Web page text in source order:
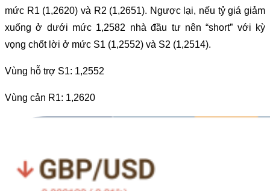
mức R1 (1,2620) và R2 (1,2651). Ngược lại, nếu tỷ giá giảm
xuống ở dưới mức 1,2582 nhà đầu tư nên “short” với kỳ
vọng chốt lời ở mức S1 (1,2552) và S2 (1,2514).
Vùng hỗ trợ S1: 1,2552
Vùng cản R1: 1,2620